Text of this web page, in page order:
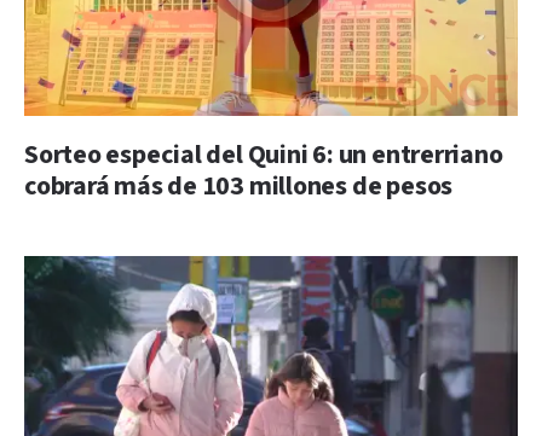
Sorteo especial del Quini 6: un entrerriano
cobrará más de 103 millones de pesos